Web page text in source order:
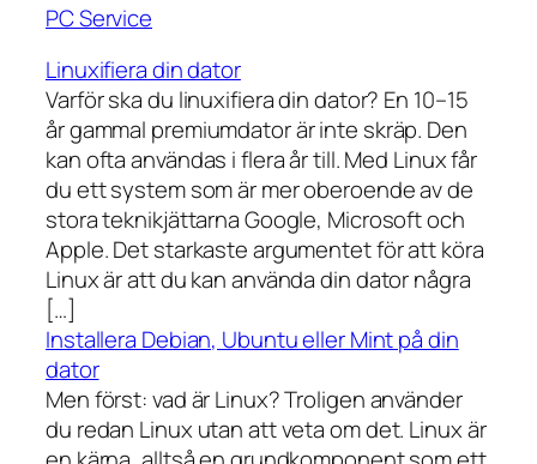
PC Service
Linuxifiera din dator
Varför ska du linuxifiera din dator? En 10–15
år gammal premiumdator är inte skräp. Den
kan ofta användas i flera år till. Med Linux får
du ett system som är mer oberoende av de
stora teknikjättarna Google, Microsoft och
Apple. Det starkaste argumentet för att köra
Linux är att du kan använda din dator några
[…]
Installera Debian, Ubuntu eller Mint på din
dator
Men först: vad är Linux? Troligen använder
du redan Linux utan att veta om det. Linux är